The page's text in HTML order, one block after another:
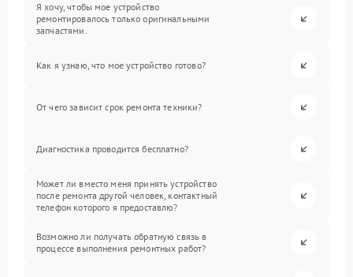
Я хочу, чтобы мое устройство
ремонтировалось только оригинальными
запчастями.
Как я узнаю, что мое устройство готово?
От чего зависит срок ремонта техники?
Диагностика проводится бесплатно?
Может ли вместо меня принять устройство
после ремонта другой человек, контактный
телефон которого я предоставлю?
Возможно ли получать обратную связь в
процессе выполнения ремонтных работ?